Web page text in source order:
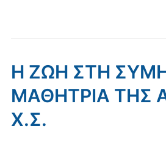
Η ΖΩΗ ΣΤΗ
ΜΑΘΗΤΡΙΑ ΤΗΣ
Χ.Σ.